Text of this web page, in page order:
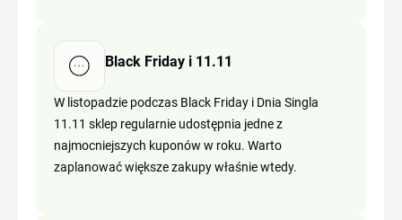
Black Friday i 11.11
W listopadzie podczas Black Friday i Dnia Singla
11.11 sklep regularnie udostępnia jedne z
najmocniejszych kuponów w roku. Warto
zaplanować większe zakupy właśnie wtedy.